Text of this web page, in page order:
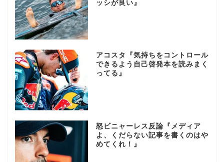
ッシが良い』
アコスタ『気持ちをコントロール
できるよう自己啓発本を読みまく
ってる』
怒ビニャーレス反論『メディア
よ、くだらない記事を書くのはや
めてくれ！』